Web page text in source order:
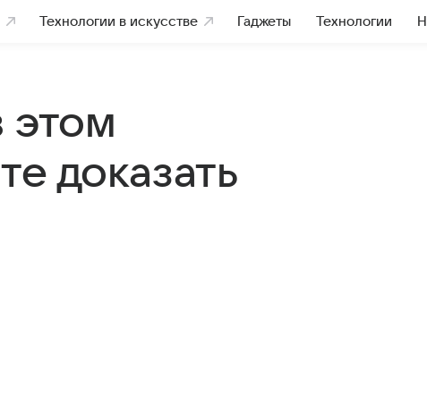
Технологии в искусстве Гаджеты Технологии
этом
доказать